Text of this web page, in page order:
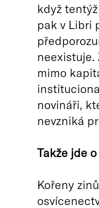
když
pak v Libri
neexistuje.
mimo
novináři,
nevzniká
Takže jde
Kořeny